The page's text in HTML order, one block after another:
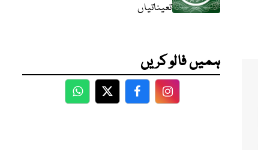
تعیناتیاں
ہمیں فالو کریں
WhatsApp
TwitterFacebookFacebook